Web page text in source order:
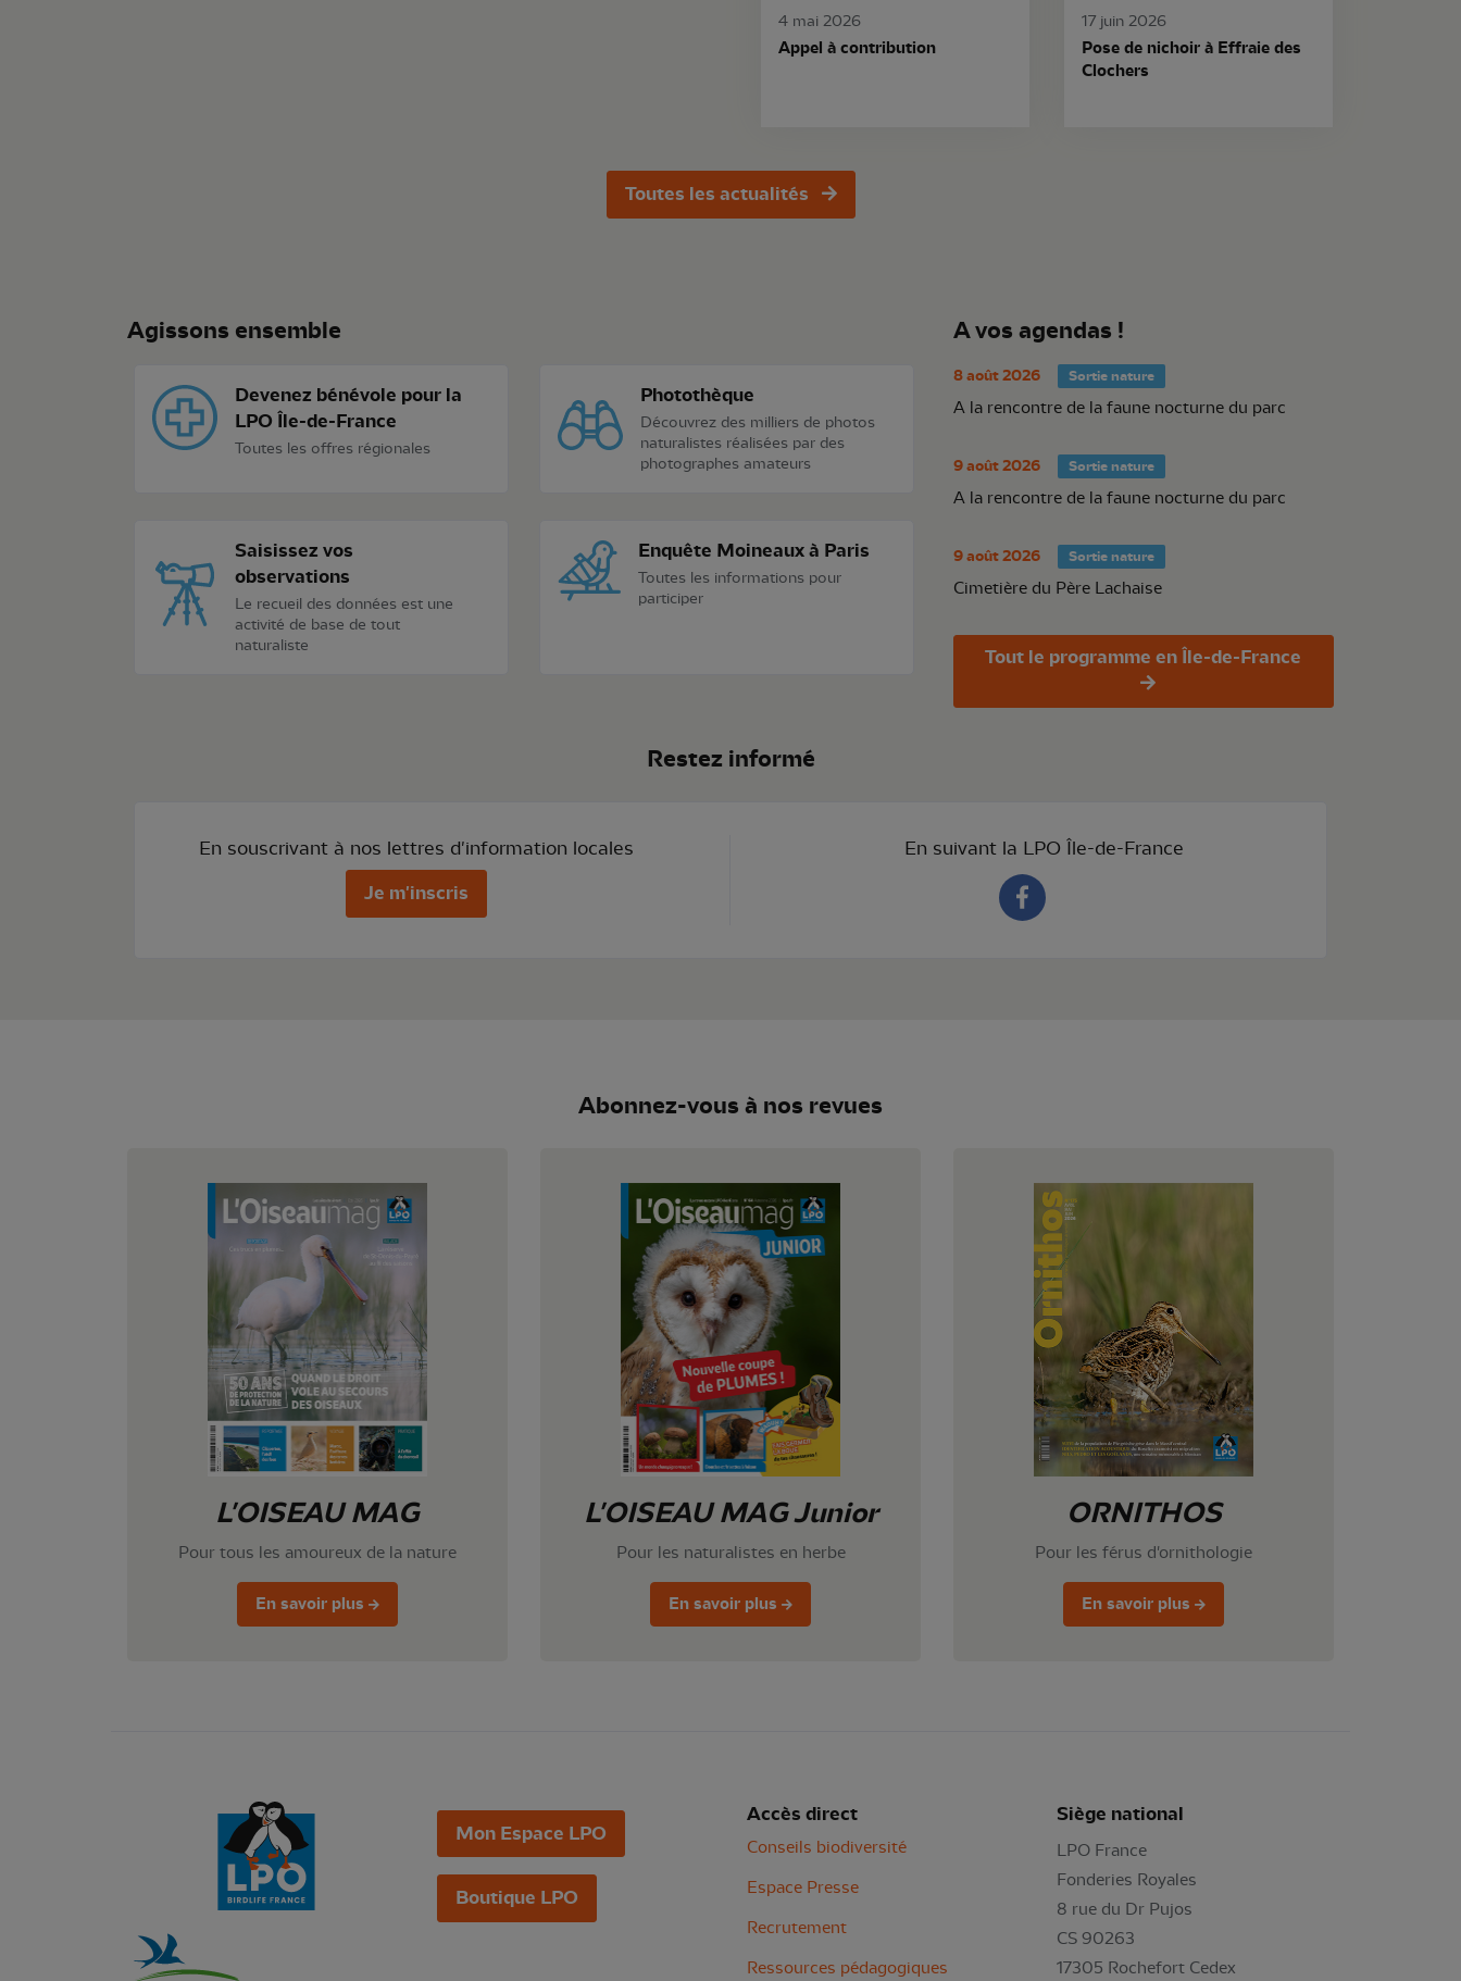
4 mai 2026
Appel à contribution
17 juin 2026
Pose de nichoir à Effraie des
Clochers
Toutes les actualités
Agissons ensemble
Devenez bénévole pour la
LPO Île-de-France
Toutes les offres régionales
Photothèque
Découvrez des milliers de photos
naturalistes réalisées par des
photographes amateurs
Saisissez vos
observations
Le recueil des données est une
activité de base de tout
naturaliste
Enquête Moineaux à Paris
Toutes les informations pour
participer
A vos agendas !
8 août 2026 Sortie nature
A la rencontre de la faune nocturne du parc
9 août 2026 Sortie nature
A la rencontre de la faune nocturne du parc
9 août 2026 Sortie nature
Cimetière du Père Lachaise
Tout le programme en Île-de-France
Restez informé
En souscrivant à nos lettres d'information locales
Je m'inscris
En suivant la LPO Île-de-France
Abonnez-vous à nos revues
L'OISEAU MAG
Pour tous les amoureux de la nature
En savoir plus
L'OISEAU MAG Junior
Pour les naturalistes en herbe
En savoir plus
ORNITHOS
Pour les férus d'ornithologie
En savoir plus
Mon Espace LPO
Boutique LPO
Accès direct
Conseils biodiversité
Espace Presse
Recrutement
Ressources pédagogiques
Siège national
LPO France
Fonderies Royales
8 rue du Dr Pujos
CS 90263
17305 Rochefort Cedex